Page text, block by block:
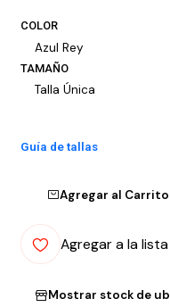
COLOR
Azul Rey
TAMAÑO
Talla Única
Guía de tallas
Agregar al Carrito
Agregar a la
Mostrar stock de